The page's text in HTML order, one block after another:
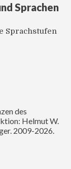
Sprachen
Sprachstufen
des
Helmut W.
2009-2026.